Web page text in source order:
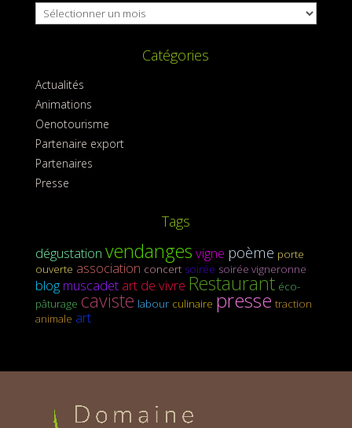
Archives
Catégories
Actualités
Animations
Oenotourisme
Partenaire export
Partenaires
Presse
Tags
dégustation vendanges vigne poème porte
ouverte association concert soirée soirée vigneronne
blog muscadet art de vivre Restaurant éco-
pâturage caviste labour culinaire presse traction
animale art